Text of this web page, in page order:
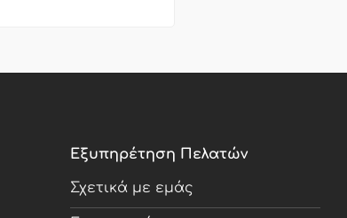
Εξυπηρέτηση Πελατών
Σχετικά με εμάς